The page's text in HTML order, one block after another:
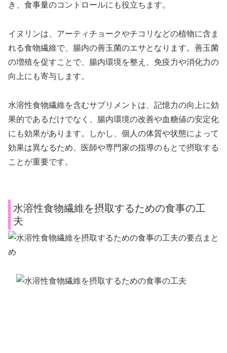
き、食事量のコントロールにも役立ちます。
イヌリンは、アーティチョークやチコリなどの植物に含ま
れる食物繊維で、腸内の善玉菌のエサとなります。善玉菌
の増殖を促すことで、腸内環境を整え、免疫力や消化力の
向上にも寄与します。
水溶性食物繊維を含むサプリメントは、記憶力の向上に効
果的であるだけでなく、腸内環境の改善や血糖値の安定化
にも効果があります。しかし、個人の体質や状態によって
効果は異なるため、医師や専門家の指導のもとで摂取する
ことが重要です。
水溶性食物繊維を摂取するための食事の工
夫